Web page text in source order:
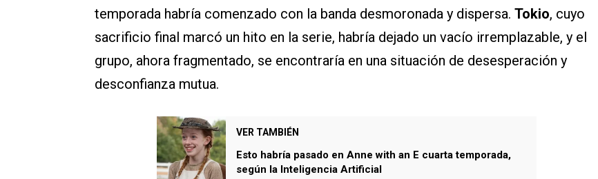
temporada habría comenzado con la banda desmoronada y dispersa. Tokio, cuyo
sacrificio final marcó un hito en la serie, habría dejado un vacío irremplazable, y el
grupo, ahora fragmentado, se encontraría en una situación de desesperación y
desconfianza mutua.
VER TAMBIÉN
Esto habría pasado en Anne with an E cuarta temporada,
según la Inteligencia Artificial